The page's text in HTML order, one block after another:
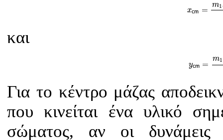
xcm =
m1
και
ycm =
m1
1y
Για το κέντρο μάζας
που κινείται ένα υλικό
σώματος, αν οι